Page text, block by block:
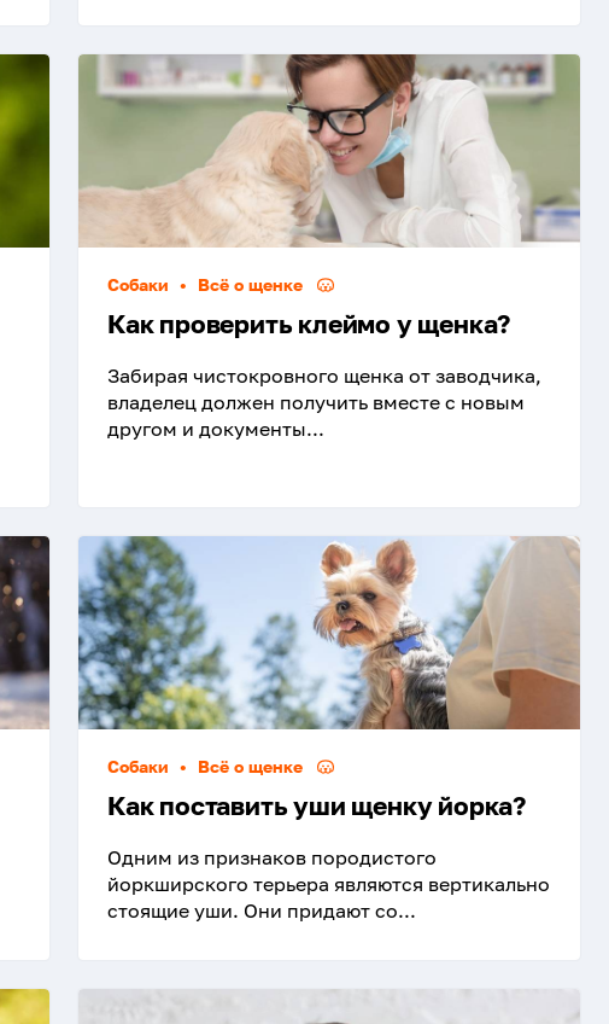
Собаки • Всё о щенке
Как проверить клеймо у щенка?
Забирая чистокровного щенка от заводчика,
владелец должен получить вместе с новым
другом и документы...
Собаки • Всё о щенке
Как поставить уши щенку йорка?
Одним из признаков породистого
йоркширского терьера являются вертикально
стоящие уши. Они придают со...